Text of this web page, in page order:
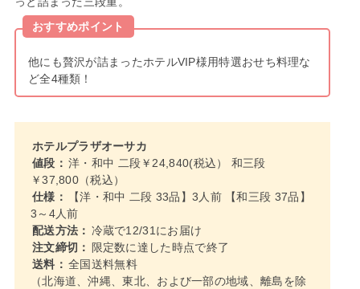
おすすめポイント
他にも贅沢が詰まったホテルVIP様用特選おせち料理な
ど全4種類！
ホテルプラザオーサカ
値段： 洋・和中 二段￥24,840(税込） 和三段
￥37,800（税込）
仕様：
【洋・和中 二段 33品】3人前 【和三段 37品】
3～4人前
配送方法： 冷蔵で12/31にお届け
注文締切：
限定数に達した時点で終了
送料： 全国送料無料
（北海道、沖縄、東北、および一部の地域、離島を除